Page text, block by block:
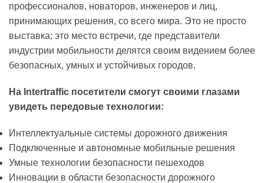
профессионалов, новаторов, инженеров и лиц,
принимающих решения, со всего мира. Это не просто
выставка; это место встречи, где представители
индустрии мобильности делятся своим видением более
безопасных, умных и устойчивых городов.
На Intertraffic посетители смогут своими глазами
увидеть передовые технологии:
Интеллектуальные системы дорожного движения
Подключенные и автономные мобильные решения
Умные технологии безопасности пешеходов
Инновации в области безопасности дорожного